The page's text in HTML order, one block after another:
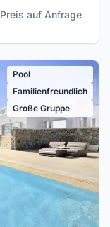
Preis auf Anfrage
Pool
Familienfreundlich
Große Gruppe